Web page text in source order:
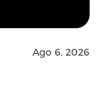
Ago 6, 2026